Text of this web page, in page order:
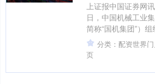
上证报中国证券网
日，中国机械工业
简称“国机集团”）
国际工程（江苏）
称“中工江苏”）作为
分类：配资世界
页